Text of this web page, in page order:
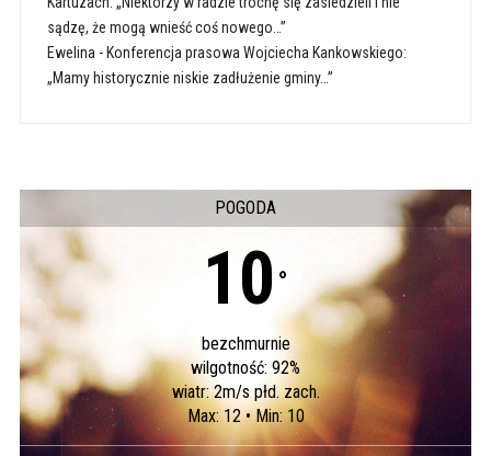
sądzę, że mogą wnieść coś nowego…”
Ewelina - Konferencja prasowa Wojciecha Kankowskiego:
„Mamy historycznie niskie zadłużenie gminy…”
POGODA
10 °
bezchmurnie
wilgotność: 92%
wiatr: 2m/s płd. zach.
Max: 12 • Min: 10